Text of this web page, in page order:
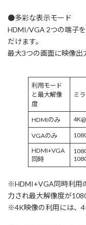
●多彩な表示モード
HDMI/VGA 2つの端子
だけます。
最大3つの画面に映像
利用モード
と最大解像
度
ミ
HDMIのみ
VGAのみ
HDMI+VGA
同時
※HDMI+VGA同時利用
力され最大解像度が
※4K映像の利用には、